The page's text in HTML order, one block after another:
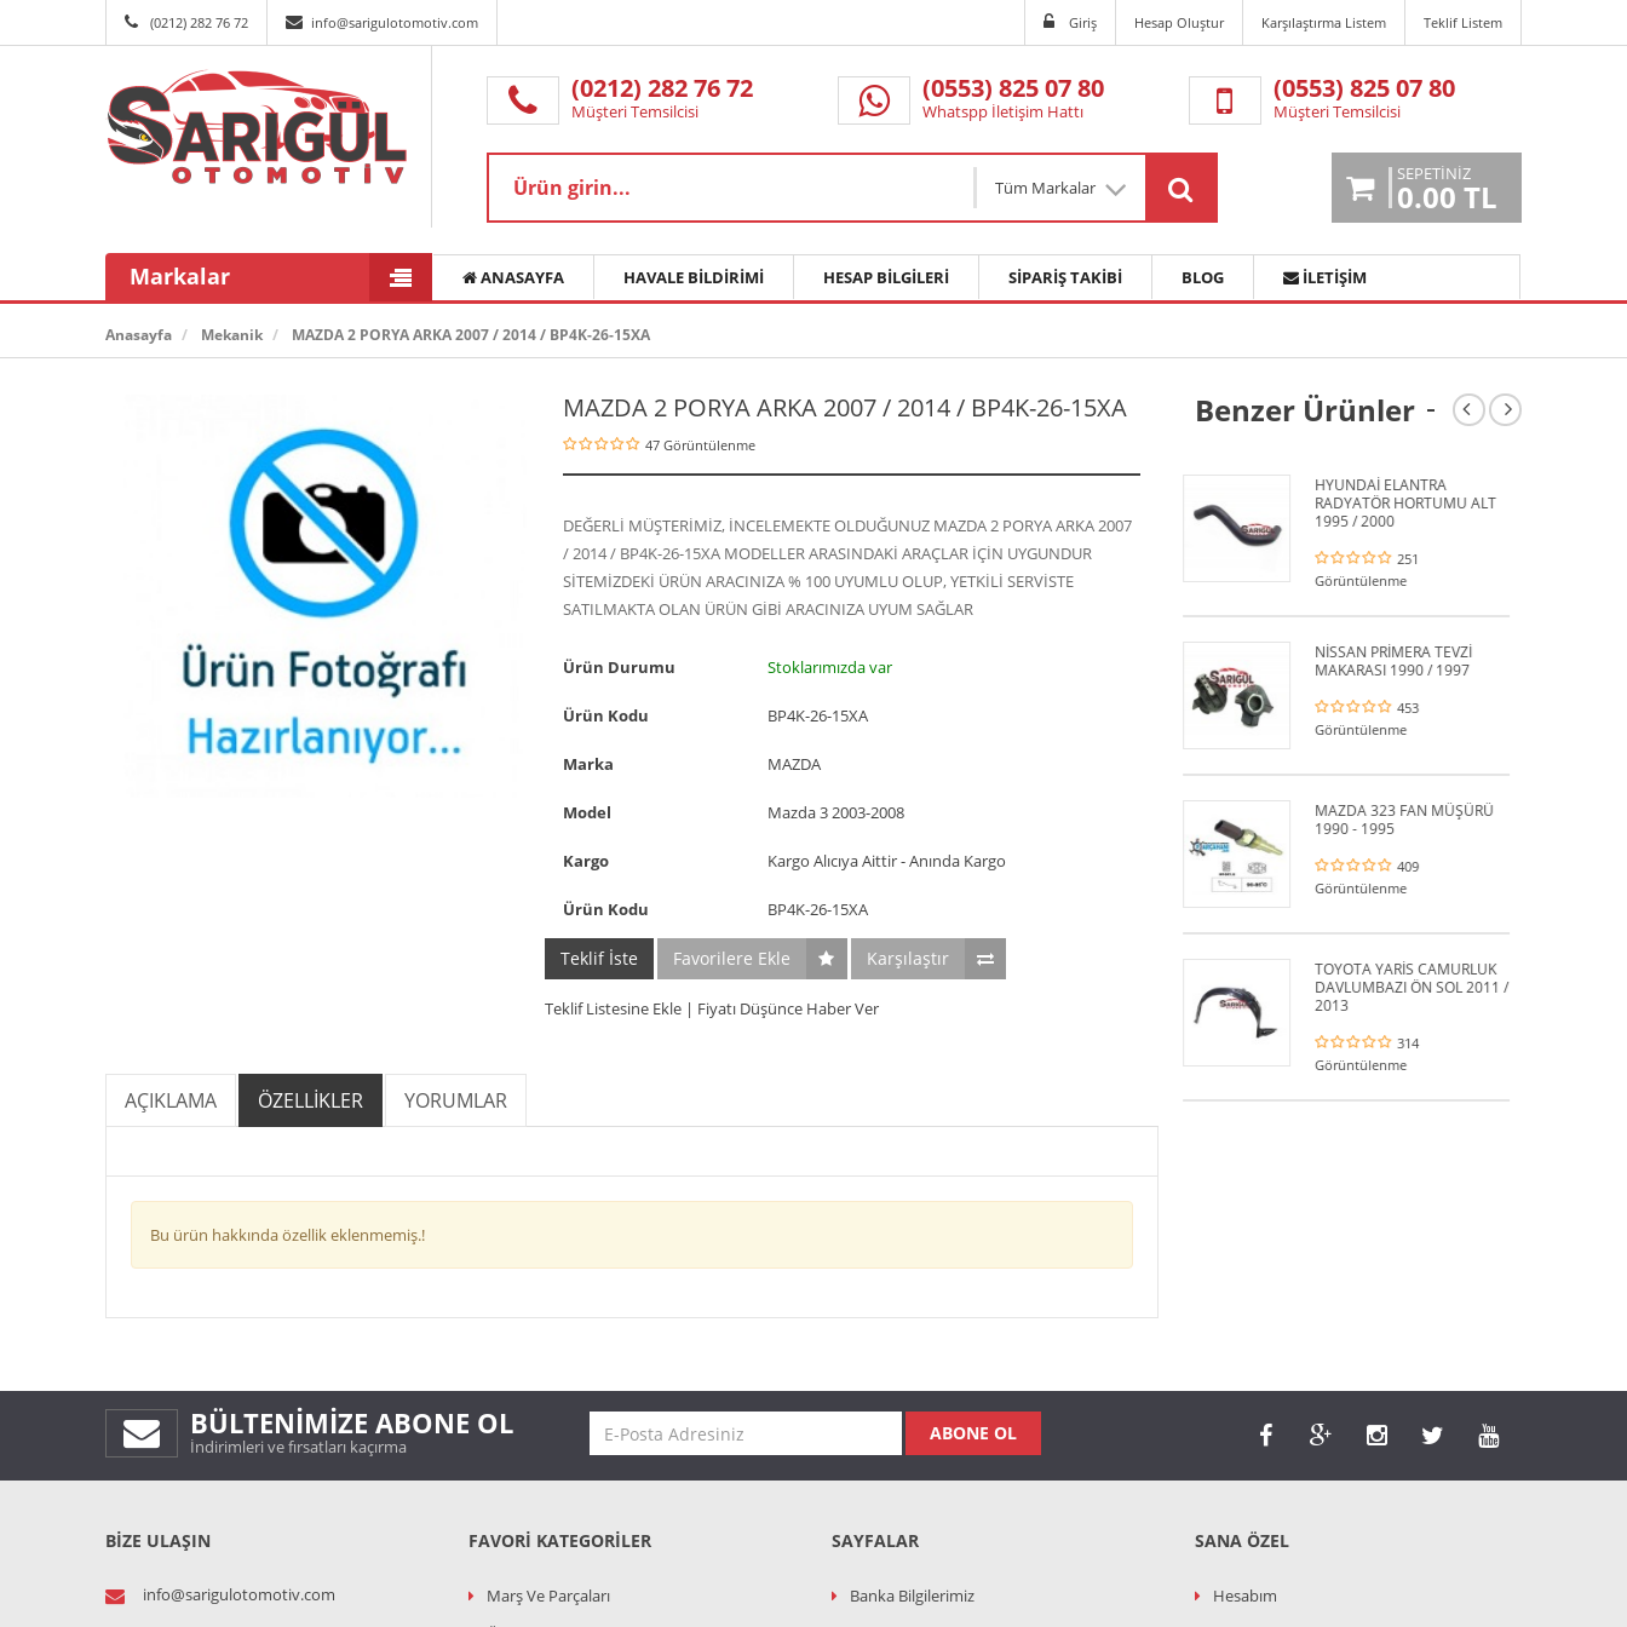
(0212) 282 76 72 info@sarigulotomotiv.com Giriş Hesap Oluştur Karşılaştırma Listem Teklif Listem
(0212) 282 76 72
Müşteri Temsilcisi
(0553) 825 07 80
Whatspp İletişim Hattı
(0553) 825 07 80
Müşteri Temsilcisi
Tüm Markalar
SEPETINIZ
0.00 TL
Markalar ANASAYFA HAVALE BILDIRIMI HESAP BILGILERI SIPARIŞ TAKIBI BLOG İLETIŞIM
Anasayfa Mekanik MAZDA 2 PORYA ARKA 2007 / 2014 / BP4K-26-15XA
MAZDA 2 PORYA ARKA 2007 / 2014 / BP4K-26-15XA
47 Görüntülenme
DEĞERLİ MÜŞTERİMİZ, İNCELEMEKTE OLDUĞUNUZ MAZDA 2 PORYA ARKA 2007
/ 2014 / BP4K-26-15XA MODELLER ARASINDAKİ ARAÇLAR İÇİN UYGUNDUR
SİTEMİZDEKİ ÜRÜN ARACINIZA % 100 UYUMLU OLUP, YETKİLİ SERVİSTE
SATILMAKTA OLAN ÜRÜN GİBİ ARACINIZA UYUM SAĞLAR
Ürün Durumu Stoklarımızda var
Ürün Kodu BP4K-26-15XA
Marka MAZDA
Model Mazda 3 2003-2008
Kargo Kargo Alıcıya Aittir - Anında Kargo
Ürün Kodu BP4K-26-15XA
Teklif İste Favorilere Ekle Karşılaştır
Teklif Listesine Ekle| Fiyatı Düşünce Haber Ver
AÇIKLAMA ÖZELLİKLER YORUMLAR
Bu ürün hakkında özellik eklenmemiş.!
Benzer Ürünler
HYUNDAİ ELANTRA
RADYATÖR HORTUMU ALT
1995 / 2000
251
Görüntülenme
NİSSAN PRİMERA TEVZİ
MAKARASI 1990 / 1997
453
Görüntülenme
MAZDA 323 FAN MÜŞÜRÜ
1990 - 1995
409
Görüntülenme
TOYOTA YARİS CAMURLUK
DAVLUMBAZI ÖN SOL 2011 /
2013
314
Görüntülenme
BÜLTENIMIZE ABONE OL
İndirimleri ve fırsatları kaçırma
ABONE OL
BİZE ULAŞIN
info@sarigulotomotiv.com
FAVORI KATEGORILER
Marş Ve Parçaları
SAYFALAR
Banka Bilgilerimiz
SANA ÖZEL
Hesabım